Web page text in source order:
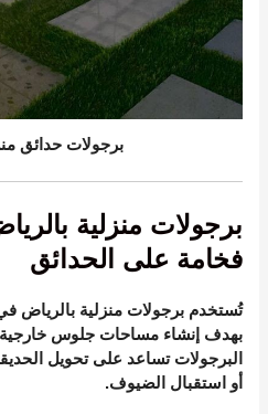
برجولات حدائق
برجولات منزلية
فخامة على الحدائق
تُستخدم برجولات منزلية بالرياض
بهدف إنشاء مساحات جلوس خارجية
البرجولات تساعد على تحويل
أو استقبال الضيوف.